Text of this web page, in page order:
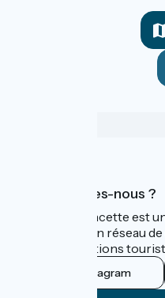
Qui sommes-nous ?
La Vélo Francette est
promu par un réseau
leurs institutions
Instagram